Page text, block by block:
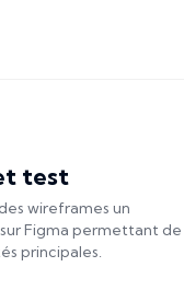
test
wireframes un
sur Figma permettant de
principales.